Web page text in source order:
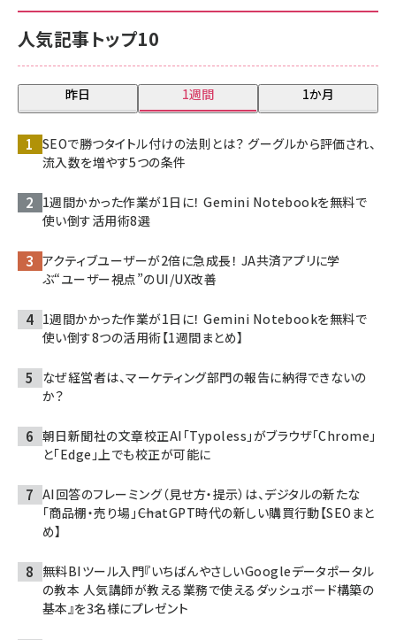
人気記事トップ10
昨日 1週間 1か月
SEOで勝つタイトル付けの法則とは？ グーグルから評価され、
流入数を増やす5つの条件
1週間かかった作業が1日に！ Gemini Notebookを無料で
使い倒す活用術8選
アクティブユーザーが2倍に急成長！ JA共済アプリに学
ぶ“ユーザー視点”のUI/UX改善
1週間かかった作業が1日に！ Gemini Notebookを無料で
使い倒す8つの活用術【1週間まとめ】
なぜ経営者は、マーケティング部門の報告に納得できないの
か？
朝日新聞社の文章校正AI「Typoless」がブラウザ「Chrome」
と「Edge」上でも校正が可能に
AI回答のフレーミング（見せ方・提示）は、デジタルの新たな
「商品棚・売り場」――ChatGPT時代の新しい購買行動【SEOまと
め】
無料BIツール入門『いちばんやさしいGoogleデータポータル
の教本 人気講師が教える業務で使えるダッシュボード構築の
基本』を3名様にプレゼント